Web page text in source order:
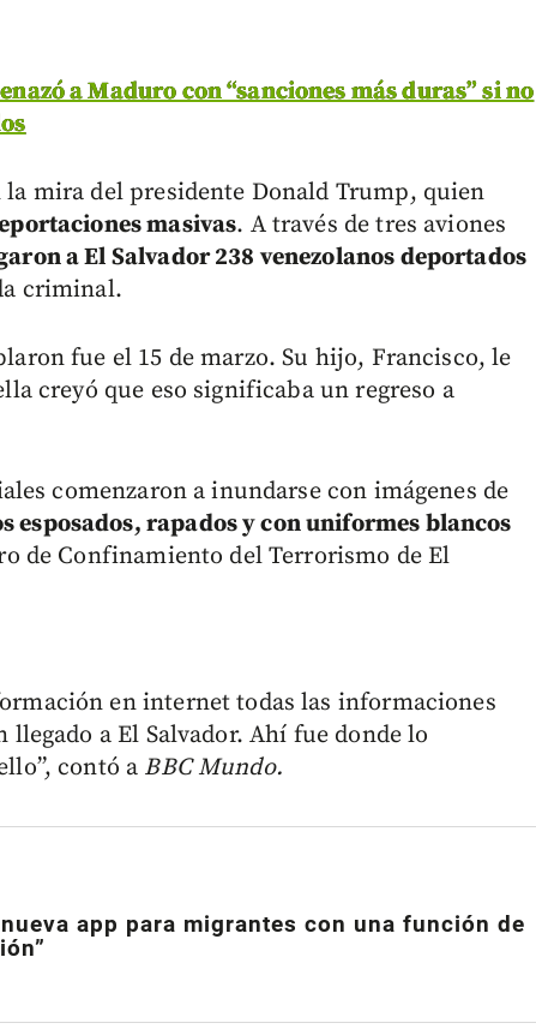
a Maduro con “sanciones más duras” si no
la mira del presidente Donald Trump, quien
masivas. A través de tres aviones
a El Salvador 238 venezolanos deportados
criminal.
fue el 15 de marzo. Su hijo, Francisco, le
creyó que eso significaba un regreso a
comenzaron a inundarse con imágenes de
esposados, rapados y con uniformes blancos
de Confinamiento del Terrorismo de El
en internet todas las informaciones
a El Salvador. Ahí fue donde lo
contó a BBC Mundo.
app para migrantes con una función de